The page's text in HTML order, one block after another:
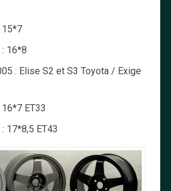
15*7
16*8
: Elise S2 et S3 Toyota / Exige
ET33
17*8,5 ET43